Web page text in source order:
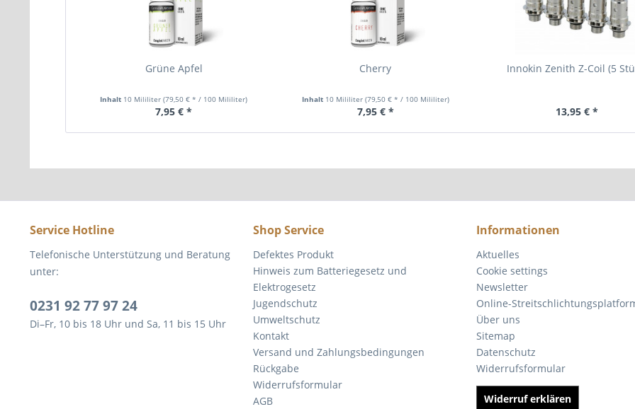
Grüne Apfel
Inhalt 10 Mililiter(79,50 € * / 100 Mililiter)
7,95 € *
Cherry
Inhalt 10 Mililiter (79,50 € * / 100 Mililiter)
7,95 € *
Innokin Zenith Z-Coil (5
13,95 € *
Service Hotline
Telefonische Unterstützung und Beratung
unter:
0231 92 77 97 24
Di–Fr, 10 bis 18 Uhr und Sa, 11 bis 15 Uhr
Shop Service
Defektes Produkt
Hinweis zum Batteriegesetz und
Elektrogesetz
Jugendschutz
Umweltschutz
Kontakt
Versand und Zahlungsbedingungen
Rückgabe
Widerrufsformular
AGB
Informationen
Aktuelles
Cookie settings
Newsletter
Online-
Über uns
Sitemap
Datenschutz
Widerrufsformular
Widerruf erklären